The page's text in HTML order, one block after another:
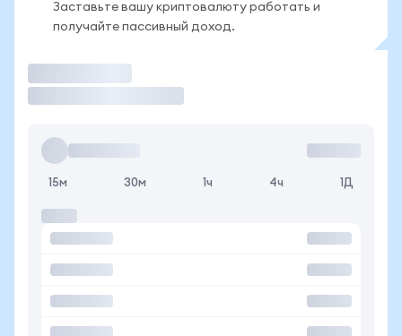
Заставьте вашу криптовалюту работать и
получайте пассивный доход.
15м 30м 1ч 4ч 1Д